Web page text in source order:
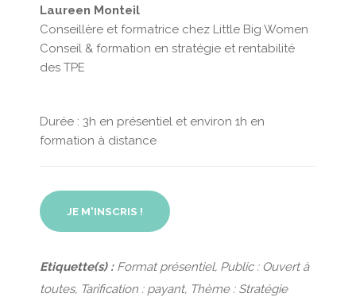
Laureen Monteil
Conseillère et formatrice chez Little Big Women
Conseil & formation en stratégie et rentabilité
des TPE
Durée : 3h en présentiel et environ 1h en
formation à distance
JE M'INSCRIS !
Etiquette(s) : Format présentiel, Public : Ouvert à
toutes, Tarification : payant, Thème : Stratégie